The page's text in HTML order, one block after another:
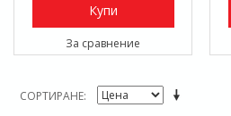
Купи
За сравнение
СОРТИРАНЕ